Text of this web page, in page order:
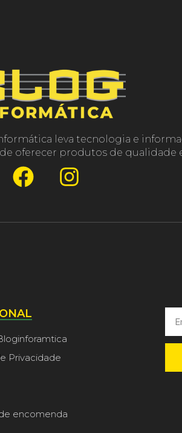
leva tecnologia e
oferecer produtos de qualidade
Privacidade
encomenda